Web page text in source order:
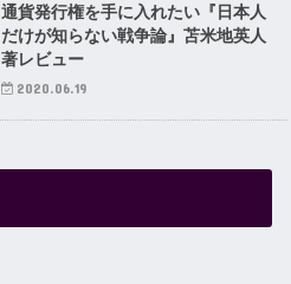
通貨発行権を手に入れたい『日本人
だけが知らない戦争論』苫米地英人
著レビュー
2020.06.19